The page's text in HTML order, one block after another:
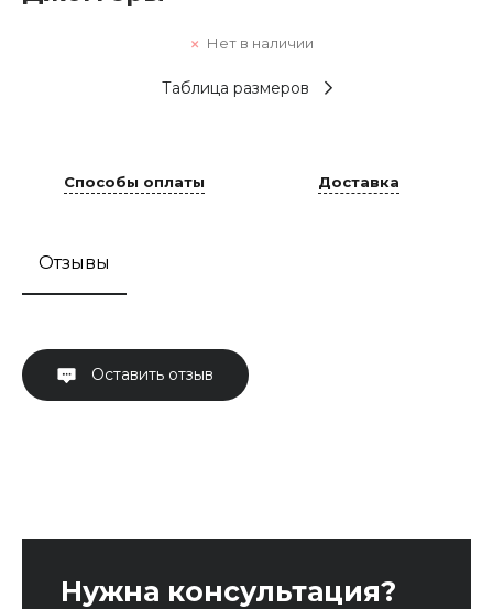
Нет в наличии
Таблица размеров
Способы оплаты Доставка
Отзывы
Оставить отзыв
Нужна консультация?